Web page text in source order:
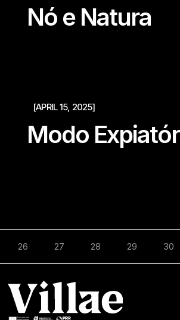
Nó e Natura
[APRIL 15, 2025]
Modo
26 27 28 29 30